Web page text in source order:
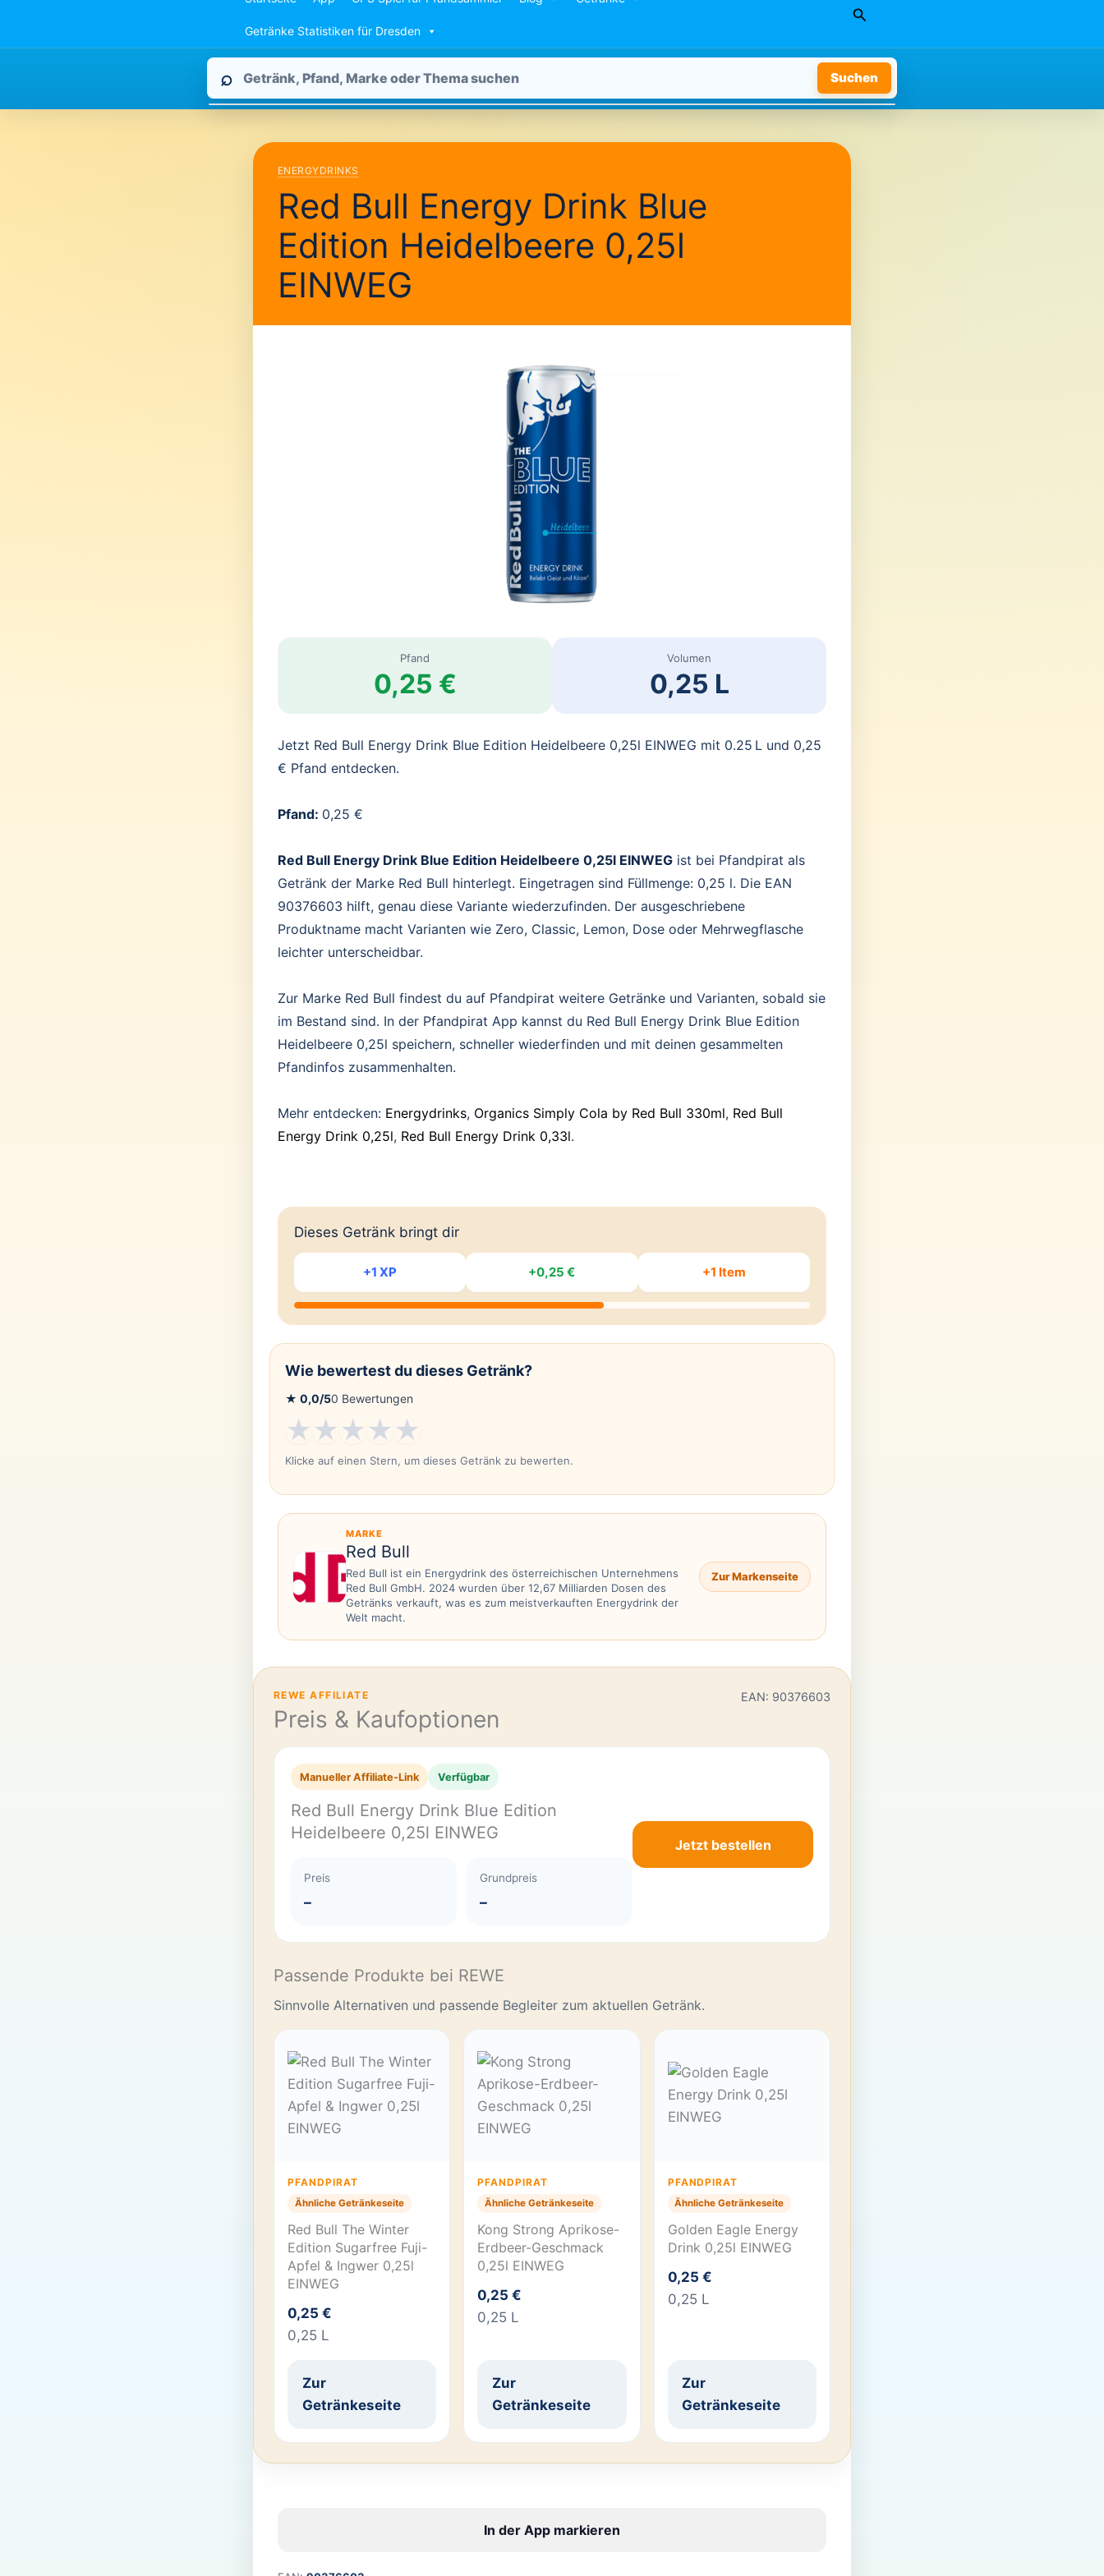
Getränke Statistiken für Dresden
Suchen
Pfandpirat
durchsuchen
⌕ Suchen
ENERGYDRINKS
Red Bull Energy Drink Blue
Edition Heidelbeere 0,25l
EINWEG
Pfand
0,25 €
Volumen
0,25 L
Jetzt Red Bull Energy Drink Blue Edition Heidelbeere 0,25l EINWEG mit 0.25 L und 0,25
€ Pfand entdecken.
Pfand: 0,25 €
Red Bull Energy Drink Blue Edition Heidelbeere 0,25l EINWEG ist bei Pfandpirat als
Getränk der Marke Red Bull hinterlegt. Eingetragen sind Füllmenge: 0,25 l. Die EAN
90376603 hilft, genau diese Variante wiederzufinden. Der ausgeschriebene
Produktname macht Varianten wie Zero, Classic, Lemon, Dose oder Mehrwegflasche
leichter unterscheidbar.
Zur Marke Red Bull findest du auf Pfandpirat weitere Getränke und Varianten, sobald sie
im Bestand sind. In der Pfandpirat App kannst du Red Bull Energy Drink Blue Edition
Heidelbeere 0,25l speichern, schneller wiederfinden und mit deinen gesammelten
Pfandinfos zusammenhalten.
Mehr entdecken: Energydrinks, Organics Simply Cola by Red Bull 330ml, Red Bull
Energy Drink 0,25l, Red Bull Energy Drink 0,33l.
Dieses Getränk bringt dir
+1 XP +0,25 € +1 Item
Wie bewertest du dieses Getränk?
★ 0,0/50 Bewertungen
★★★★★
Klicke auf einen Stern, um dieses Getränk zu bewerten.
MARKE
Red Bull
Red Bull ist ein Energydrink des österreichischen Unternehmens
Red Bull GmbH. 2024 wurden über 12,67 Milliarden Dosen des
Getränks verkauft, was es zum meistverkauften Energydrink der
Welt macht.
Zur Markenseite
REWE AFFILIATE
Preis & Kaufoptionen
EAN: 90376603
Manueller Affiliate-Link Verfügbar
Red Bull Energy Drink Blue Edition
Heidelbeere 0,25l EINWEG
Preis
–
Grundpreis
–
Jetzt bestellen
Passende Produkte bei REWE
Sinnvolle Alternativen und passende Begleiter zum aktuellen Getränk.
PFANDPIRAT
Ähnliche Getränkeseite
Red Bull The Winter
Edition Sugarfree Fuji-
Apfel & Ingwer 0,25l
EINWEG
0,25 €
0,25 L
Zur
Getränkeseite
PFANDPIRAT
Ähnliche Getränkeseite
Kong Strong Aprikose-
Erdbeer-Geschmack
0,25l EINWEG
0,25 €
0,25 L
Zur
Getränkeseite
PFANDPIRAT
Ähnliche Getränkeseite
Golden Eagle Energy
Drink 0,25l EINWEG
0,25 €
0,25 L
Zur
Getränkeseite
In der App markieren